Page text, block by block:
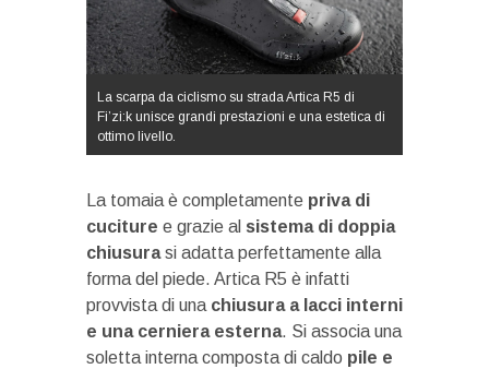
La scarpa da ciclismo su strada Artica R5 di
Fi’zi:k unisce grandi prestazioni e una estetica di
ottimo livello.
La tomaia è completamente priva di
cuciture e grazie al sistema di doppia
chiusurasi adatta perfettamente alla
forma del piede. Artica R5 è infatti
provvista di una chiusura a lacci interni
e una cerniera esterna. Si associa una
soletta interna composta di caldo pile e